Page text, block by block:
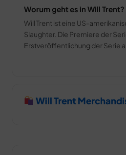
Worum geht es in Will Trent?
Will Trent ist eine US-
Slaughter. Die Premiere der
Erstveröffentlichung der Serie
Will Trent